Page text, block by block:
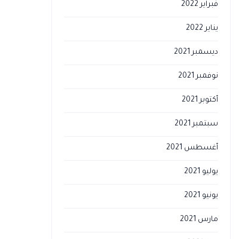
فبراير 2022
يناير 2022
ديسمبر 2021
نوفمبر 2021
أكتوبر 2021
سبتمبر 2021
أغسطس 2021
يوليو 2021
يونيو 2021
مارس 2021